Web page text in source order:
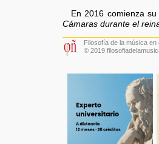
En 2016 comienza
Cámaras durante el
Filosofía de la música en
© 2019